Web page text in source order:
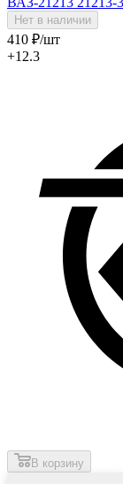
Нет в наличии
410 ₽/шт
+12.3
В корзину